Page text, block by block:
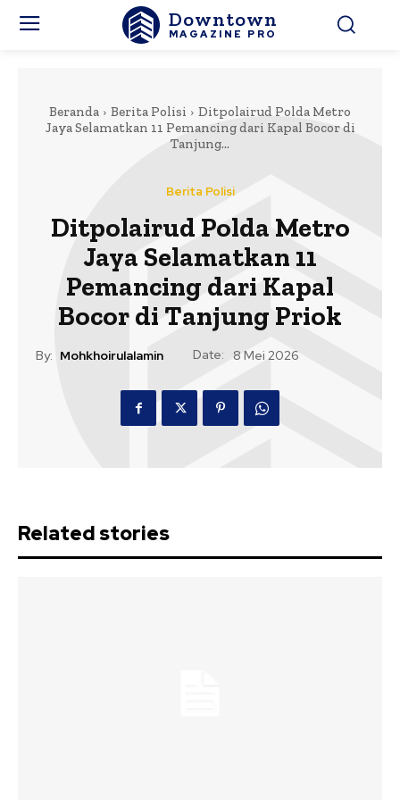
Downtown
MAGAZINE PRO
Beranda Berita Polisi
Ditpolairud Polda Metro
Jaya Selamatkan 11 Pemancing dari Kapal Bocor di
Tanjung...
Berita Polisi
Ditpolairud Polda Metro
Jaya Selamatkan 11
Pemancing dari Kapal
Bocor di Tanjung Priok
By: Mohkhoirulalamin Date: 8 Mei 2026
Related stories